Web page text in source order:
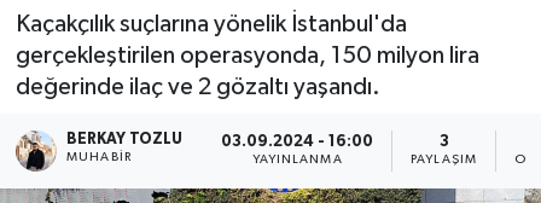
Kaçakçılık suçlarına yönelik İstanbul'da
gerçekleştirilen operasyonda, 150 milyon lira
değerinde ilaç ve 2 gözaltı yaşandı.
BERKAY TOZLU
MUHABIR
03.09.2024 - 16:00
YAYINLANMA
3
PAYLAŞIM